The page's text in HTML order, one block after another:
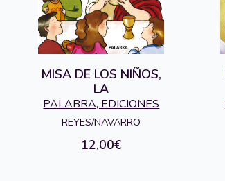
MISA DE LOS NIÑOS,
LA
PALABRA, EDICIONES
REYES/NAVARRO
12,00€